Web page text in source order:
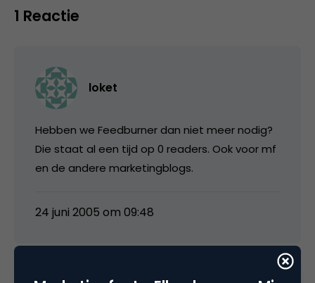
1 Reactie
loket
Hebben we Feedburner dan niet meer nodig?
Die staat al een tijd op 0 readers. Ook voor mf
en de andere marketingblogs.
24 juni 2005 om 09:48